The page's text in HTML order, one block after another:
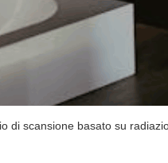
di scansione basato su